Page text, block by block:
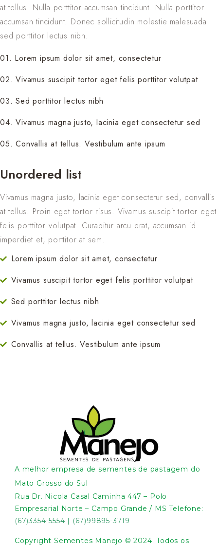
at tellus. Nulla porttitor accumsan tincidunt. Nulla porttitor
accumsan tincidunt. Donec sollicitudin molestie malesuada
sed porttitor lectus nibh.
01. Lorem ipsum dolor sit amet, consectetur
02. Vivamus suscipit tortor eget felis porttitor volutpat
03. Sed porttitor lectus nibh
04. Vivamus magna justo, lacinia eget consectetur sed
05. Convallis at tellus. Vestibulum ante ipsum
Unordered list
Vivamus magna justo, lacinia eget consectetur sed, convallis
at tellus. Proin eget tortor risus. Vivamus suscipit tortor eget
felis porttitor volutpat. Curabitur arcu erat, accumsan id
imperdiet et, porttitor at sem.
Lorem ipsum dolor sit amet, consectetur
Vivamus suscipit tortor eget felis porttitor volutpat
Sed porttitor lectus nibh
Vivamus magna justo, lacinia eget consectetur sed
Convallis at tellus. Vestibulum ante ipsum
A melhor empresa de sementes de pastagem do
Mato Grosso do Sul
Rua Dr. Nicola Casal Caminha 447 – Polo
Empresarial Norte – Campo Grande / MS Telefone:
(67)3354-5554 | (67)99895-3719
Copyright Sementes Manejo © 2024. Todos os